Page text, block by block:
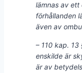
lämnas av
förhållanden
även av
– 110 kap. 13
enskilde är
är av